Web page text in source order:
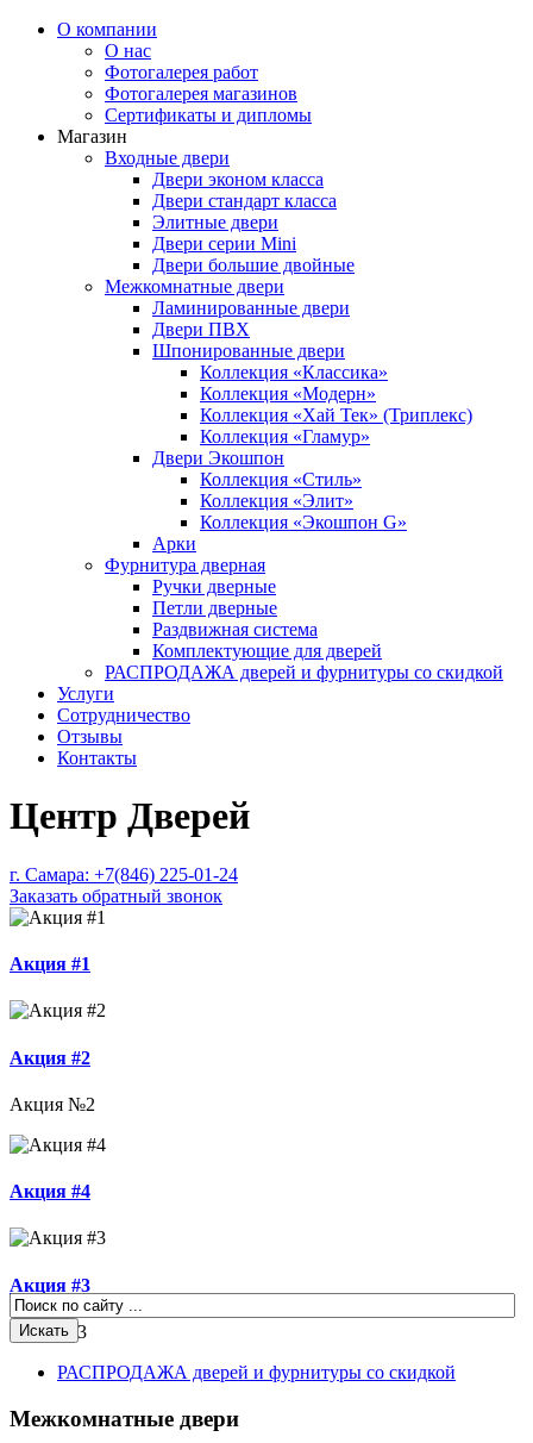
О компании
О нас
Фотогалерея работ
Фотогалерея магазинов
Сертификаты и дипломы
Магазин
Входные двери
Двери эконом класса
Двери стандарт класса
Элитные двери
Двери серии Mini
Двери большие двойные
Межкомнатные двери
Ламинированные двери
Двери ПВХ
Шпонированные двери
Коллекция «Классика»
Коллекция «Модерн»
Коллекция «Хай Тек» (Триплекс)
Коллекция «Гламур»
Двери Экошпон
Коллекция «Cтиль»
Коллекция «Элит»
Коллекция «Экошпон G»
Арки
Фурнитура дверная
Ручки дверные
Петли дверные
Раздвижная система
Комплектующие для дверей
РАСПРОДАЖА дверей и фурнитуры со скидкой
Услуги
Сотрудничество
Отзывы
Контакты
Центр Дверей
г. Самара: +7(846) 225-01-24
Заказать обратный звонок
Акция #1
Акция #2
Акция №2
Акция #4
Акция #3
Акция #3
РАСПРОДАЖА дверей и фурнитуры со скидкой
Межкомнатные двери